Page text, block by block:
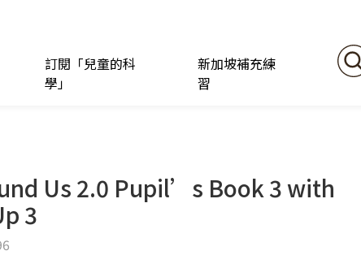
訂閱「兒童的科
學」
新加坡補充練
習
Us 2.0 Pupil’s Book 3 with
3